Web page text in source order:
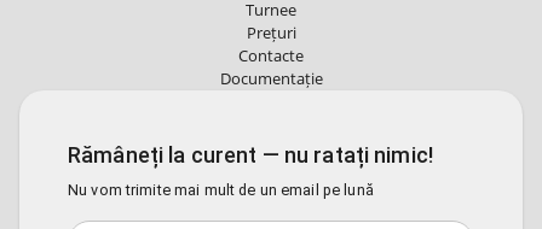
Turnee
Prețuri
Contacte
Documentație
Rămâneți la curent — nu ratați nimic!
Nu vom trimite mai mult de un email pe lună